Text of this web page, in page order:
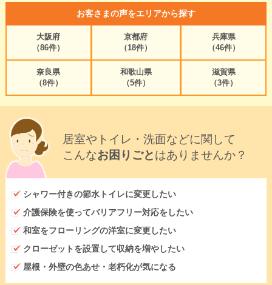
お客さまの声をエリアから探す
大阪府
（86件）
京都府
（18件）
兵庫県
（46件）
奈良県
（8件）
和歌山県
（5件）
滋賀県
（3件）
居室やトイレ・洗面などに関して
こんなお困りごとはありませんか？
シャワー付きの節水トイレに変更したい
介護保険を使ってバリアフリー対応をしたい
和室をフローリングの洋室に変更したい
クローゼットを設置して収納を増やしたい
屋根・外壁の色あせ・老朽化が気になる